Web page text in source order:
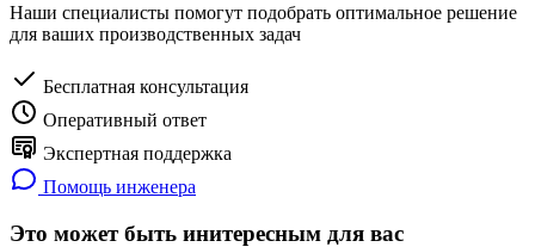
Наши специалисты помогут подобрать оптимальное решение
для ваших производственных задач
Бесплатная консультация
Оперативный ответ
Экспертная поддержка
Помощь инженера
Это может быть инитересным для вас